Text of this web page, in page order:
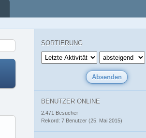
SORTIERUNG
BENUTZER ONLINE
2.471 Besucher
Rekord: 7 Benutzer (25. Mai 2015)